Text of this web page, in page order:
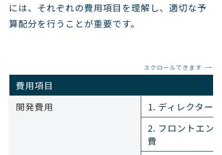
には、それぞれの費用項目を理解し、適切な予
算配分を行うことが重要です。
スクロールできます
費用項目
開発費用
1. ディレクター
2. フロントエン
費